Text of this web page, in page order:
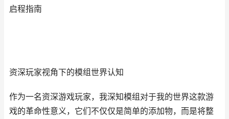
启程指南
资深玩家视角下的模组世界认知
作为一名资深游戏玩家，我深知模组对于我的世界这款游
戏的革命性意义，它们不仅仅是简单的添加物，而是将整